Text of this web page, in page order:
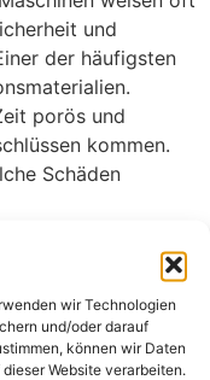
wir Technologien
und/oder darauf
können wir Daten
Website verarbeiten.
und
der häufigsten
porös und
kommen.
Schäden
nicht nach den
werden, können
sind lose
Diese Fehler